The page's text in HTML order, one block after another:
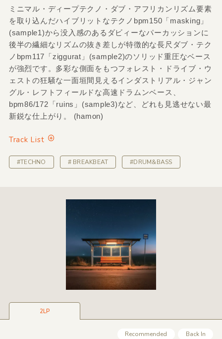
ミニマル・ディープテクノ・ダブ・アフリカンリズム要素
を取り込んだハイブリットなテクノbpm150「masking」
(sample1)から没入感のあるダビィーなパーカッションに
後半の繊細なリズムの抜き差しが特徴的な長尺ダブ・テク
ノbpm117「ziggurat」(sample2)のソリッド重圧なベース
が強烈です。多彩な側面をもつフォレスト・ドライブ・ウ
ェストの狂騒な一面垣間見えるインダストリアル・ジャン
グル・レフトフィールドな高速ドラムンベース、
bpm86/172「ruins」(sample3)など、どれも見逃せない最
新鋭な仕上がり。 (hamon)
Track List
#TECHNO # BREAKBEAT #DRUM&BASS
2LP
Recommended Back In